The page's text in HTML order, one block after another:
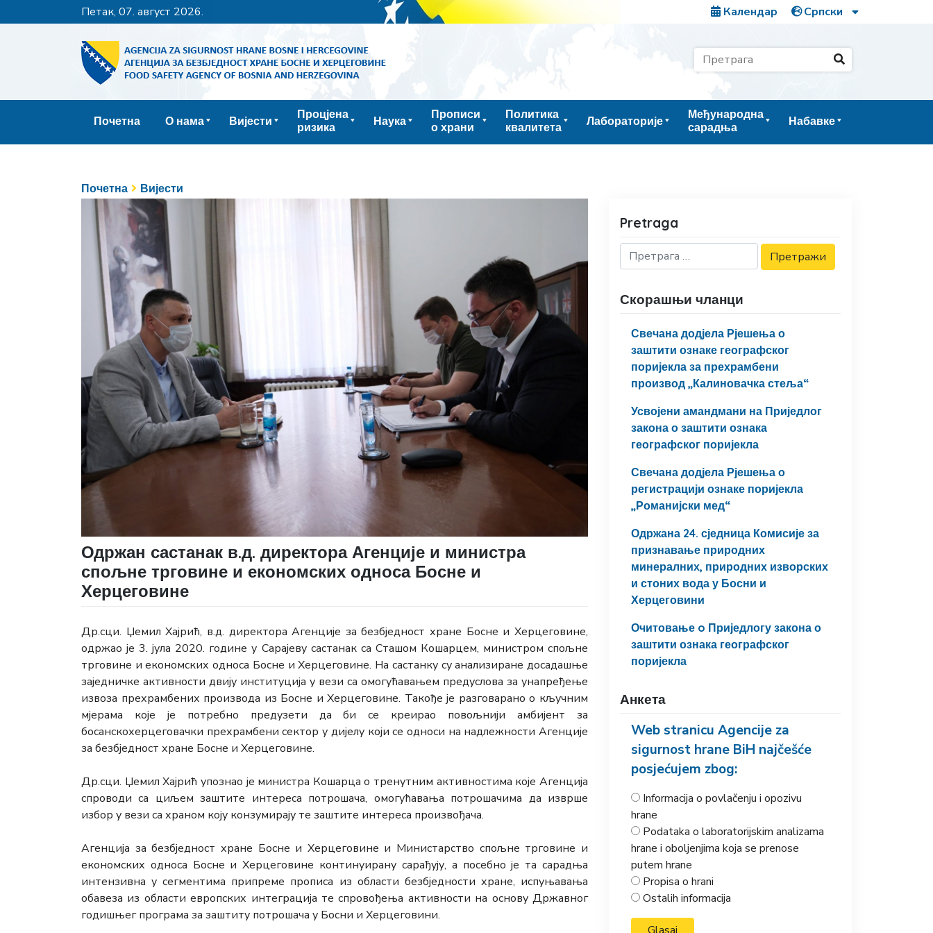
петак, 07. август 2026. Календар
Почетна О нама Вијести
Процјена
ризика
Наука
Прописи
о храни
Политика
квалитета
Лабораторије
Међународна
сарадња
Набавке
Почетна Вијести
Одржан састанак в.д. директора Агенције и министра
спољне трговине и економских односа Босне и
Херцеговине
Др.сци. Џемил Хајрић, в.д. директора Агенције за безбједност хране Босне и Херцеговине,
одржао је 3. јула 2020. године у Сарајеву састанак са Сташом Кошарцем, министром спољне
трговине и економских односа Босне и Херцеговине. На састанку су анализиране досадашње
заједничке активности двију институција у вези са омогућавањем предуслова за унапређење
извоза прехрамбених производа из Босне и Херцеговине. Такође је разговарано о кључним
мјерама које је потребно предузети да би се креирао повољнији амбијент за
босанскохерцеговачки прехрамбени сектор у дијелу који се односи на надлежности Агенције
за безбједност хране Босне и Херцеговине.
Др.сци. Џемил Хајрић упознао је министра Кошарца о тренутним активностима које Агенција
спроводи са циљем заштите интереса потрошача, омогућавања потрошачима да изврше
избор у вези са храном коју конзумирају те заштите интереса произвођача.
Агенција за безбједност хране Босне и Херцеговине и Министарство спољне трговине и
економских односа Босне и Херцеговине континуирану сарађују, а посебно је та сарадња
интензивна у сегментима припреме прописа из области безбједности хране, испуњавања
обавеза из области европских интеграција те спровођења активности на основу Државног
годишњег програма за заштиту потрошача у Босни и Херцеговини.
Pretraga
Скорашњи чланци
Свечана додјела Рјешења о
заштити ознаке географског
поријекла за прехрамбени
производ „Калиновачка стеља“
Усвојени амандмани на Приједлог
закона о заштити ознака
географског поријекла
Свечана додјела Рјешења о
регистрацији ознаке поријекла
„Романијски мед“
Одржана 24. сједница Комисије за
признавање природних
минералних, природних изворских
и стоних вода у Босни и
Херцеговини
Очитовање o Приједлогу закона о
заштити ознака географског
поријекла
Анкета
Web stranicu Agencije za
sigurnost hrane BiH najčešće
posjećujem zbog:
Informacija o povlačenju i opozivu
hrane
Podataka o laboratorijskim analizama
hrane i oboljenjima koja se prenose
putem hrane
Propisa o hrani
Ostalih informacija